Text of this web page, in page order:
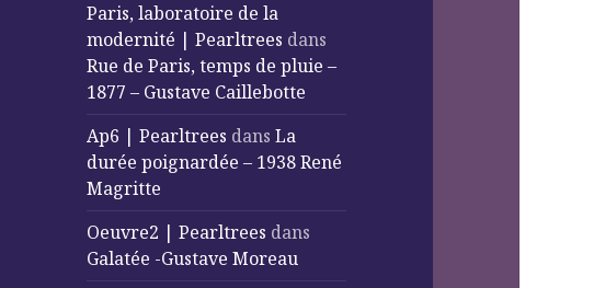
Paris, laboratoire de la
modernité | Pearltrees dans
Rue de Paris, temps de pluie –
1877 – Gustave Caillebotte
Ap6 | Pearltrees dansLa
durée poignardée – 1938 René
Magritte
Oeuvre2 | Pearltrees dans
Galatée -Gustave Moreau